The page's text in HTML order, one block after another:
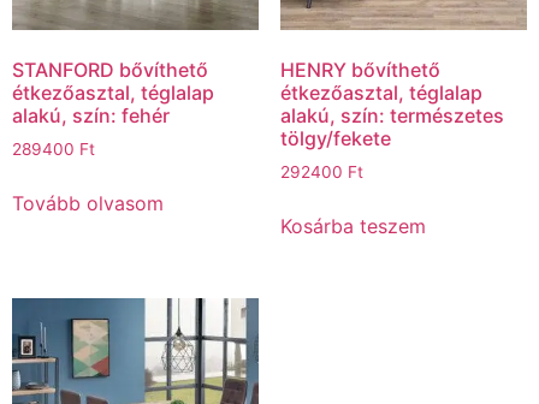
STANFORD bővíthető
étkezőasztal, téglalap
alakú, szín: fehér
289400 Ft
Tovább olvasom
HENRY bővíthető
étkezőasztal, téglalap
alakú, szín: természetes
tölgy/fekete
292400 Ft
Kosárba teszem